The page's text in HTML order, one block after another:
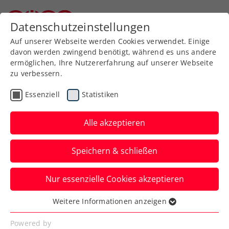
Zurück zur Newsübersicht
Allgemeine Klasse
Österreichische
Hallenmeisterschaften:
Wer folgt Aichhorn und
Bokor nach?
Am 7. November ist Nennschluss fürs
Highlight der Hallensaison in Bad
Waltersdorf.
Datenschutzeinstellungen
Auf unserer Webseite werden Cookies verwendet. Einige
davon werden zwingend benötigt, während es uns andere
ermöglichen, Ihre Nutzererfahrung auf unserer Webseite
zu verbessern.
Essenziell Statistiken
Alle akzeptieren
Speichern & schließen
Nur essenzielle Cookies akzeptieren
Essenziell
Essenzielle Cookies werden für grundlegende
Weitere Informationen anzeigen
Powered by